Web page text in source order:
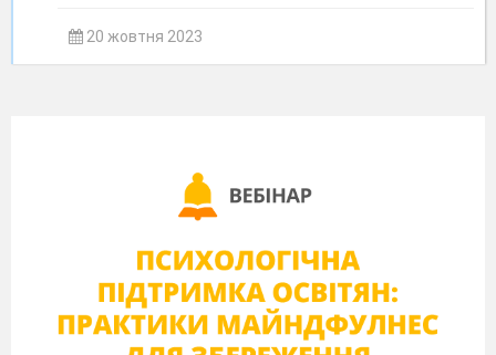
20 жовтня 2023